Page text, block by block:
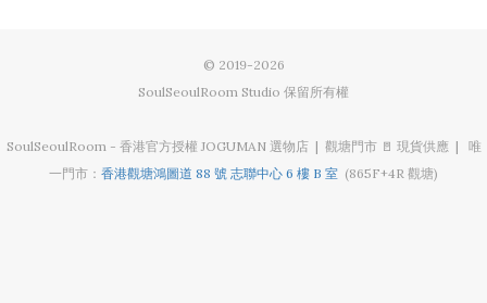
© 2019-2026
SoulSeoulRoom Studio 保留所有權
SoulSeoulRoom - 香港官方授權 JOGUMAN 選物店 | 觀塘門市 🚪 現貨供應 | 唯
一門市： 香港觀塘鴻圖道 88 號 志聯中心 6 樓 B 室 (865F+4R 觀塘)